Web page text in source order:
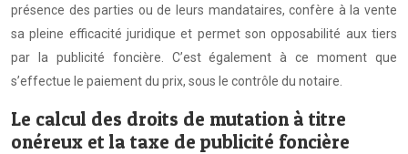
présence des parties ou de leurs mandataires, confère à la vente
sa pleine efficacité juridique et permet son opposabilité aux tiers
par la publicité foncière. C’est également à ce moment que
s’effectue le paiement du prix, sous le contrôle du notaire.
Le calcul des droits de mutation à titre
onéreux et la taxe de publicité foncière